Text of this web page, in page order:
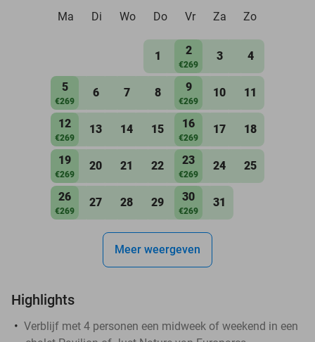
Ma
Di Wo Do Vr Za Zo
1 2
€269
3 4
5
€269
6 7 8 9
€269
10 11
12
€269
13 14 15 16
€269
17 18
19
€269
20 21 22 23
€269
24 25
26
€269
27 28 29 30
€269
31
Meer weergeven
Highlights
Verblijf met 4 personen een midweek of weekend in een